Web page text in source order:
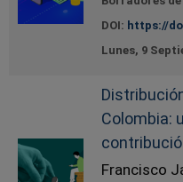
DOI: https://
Lunes, 9
Colombia:
Francisco